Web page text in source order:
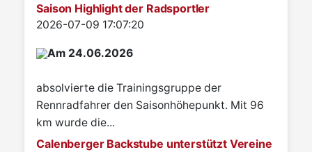
Saison Highlight der Radsportler
Details
2026-07-09 17:07:20
Am 24.06.2026
absolvierte die Trainingsgruppe der
Rennradfahrer den Saisonhöhepunkt. Mit 96
km wurde die...
Calenberger Backstube unterstützt Vereine